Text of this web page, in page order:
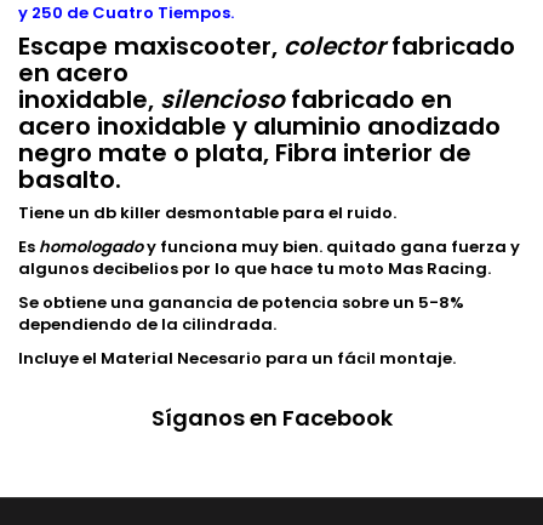
y 250 de Cuatro Tiempos.
Escape maxiscooter, colectorfabricado
en acero
inoxidable, silenciosofabricado en
acero inoxidable y aluminio anodizado
negro mate o plata, Fibra interior de
basalto.
Tiene un db killer desmontable para el ruido.
Es homologadoy funciona muy bien. quitado gana fuerza y
algunos decibelios por lo que hace tu moto Mas Racing.
Se obtiene una ganancia de potencia sobre un 5-8%
dependiendo de la cilindrada.
Incluye el Material Necesario para un fácil montaje.
Síganos en Facebook